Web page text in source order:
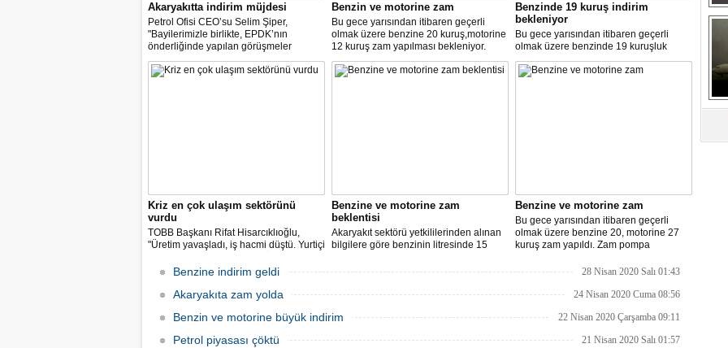
Akaryakıtta indirim müjdesi
Petrol Ofisi CEO’su Selim Şiper,
"Bayilerimizle birlikte, EPDK’nın
önderliğinde yapılan görüşmeler
sonucunda, dağıtım masraf
paylarımızdan fedakârlık ederek
Benzin ve motorine zam
Bu gece yarısından itibaren geçerli
olmak üzere benzine 20 kuruş,motorine
12 kuruş zam yapılması bekleniyor.
Benzinde 19 kuruş indirim
bekleniyor
Bu gece yarısından itibaren geçerli
olmak üzere benzinde 19 kuruşluk
indirim gerçekleşti.
Kriz en çok ulaşım sektörünü
vurdu
TOBB Başkanı Rifat Hisarcıklıoğlu,
"Üretim yavaşladı, iş hacmi düştü. Yurtiçi
sınırları kapattı, ihracat yavaşladı,
mallarımızı taşıyamaz hale geldik" dedi.
Benzine ve motorine zam
beklentisi
Akaryakıt sektörü yetkililerinden alınan
bilgilere göre benzinin litresinde 15
zam yapılması bekleniyor.
Benzine ve motorine zam
Bu gece yarısından itibaren geçerli
olmak üzere benzine 20, motorine 27
kuruş zam yapıldı. Zam pompa
Benzine indirim geldi 28 Nisan 2020 Salı 01:43
Akaryakıta zam yolda 24 Nisan 2020 Cuma 08:56
Benzin ve motorine büyük indirim 22 Nisan 2020 Çarşamba 09:11
Petrol piyasası çöktü 21 Nisan 2020 Salı 01:57